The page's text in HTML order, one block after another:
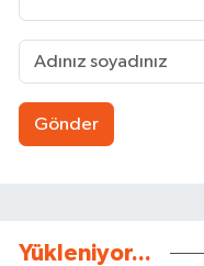
Gönder
Yükleniyor...